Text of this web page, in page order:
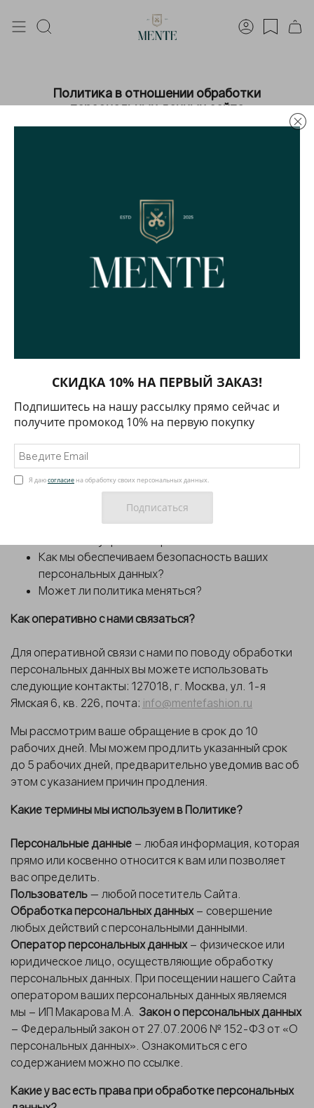
Политика в отношении обработки
персональных данных сайта
Макарова Мария Андреевна(также в тексте «мы»,
обрабатывает персональные данные
https://mentestore.com/
Как оперативно с нами связаться?
Какие термины мы используем в Политике?
Заключение и исполнение договора
Получение рассылки о новостях и специальных
предложений
данных?
Предоставление согласия на обработку
Персональных данных
Аналитика посещений нашего сайта. Описание
cookie и сервисов
Как мы обеспечиваем безопасность ваших
персональных данных?
Может ли политика меняться?
Как оперативно с нами связаться?
Для оперативной связи с нами по поводу обработки
персональных данных вы можете использовать
следующие контакты: 127018, г. Москва, ул. 1-я
Ямская 6, кв. 226, почта: info@mentefashion.ru
Мы рассмотрим ваше обращение в срок до 10
рабочих дней. Мы можем продлить указанный срок
до 5 рабочих дней, предварительно уведомив вас об
этом с указанием причин продления.
Какие термины мы используем в Политике?
Персональные данные – любая информация, которая
прямо или косвенно относится к вам или позволяет
вас определить.
Пользователь — любой посетитель Сайта.
Обработка персональных данных– совершение
любых действий с персональными данными.
Оператор персональных данных– физическое или
юридическое лицо, осуществляющие обработку
персональных данных. При посещении нашего Сайта
оператором ваших персональных данных являемся
мы – ИП Макарова М.А. Закон о персональных данных
– Федеральный закон от 27.07.2006 № 152-ФЗ от «О
персональных данных». Ознакомиться с его
содержанием можно по ссылке.
Какие у вас есть права при обработке персональных
СКИДКА 10% НА ПЕРВЫЙ ЗАКАЗ!
Подпишитесь на нашу рассылку прямо сейчас и
получите промокод 10% на первую покупку
Я даюсогласие на обработку своих персональных данных.